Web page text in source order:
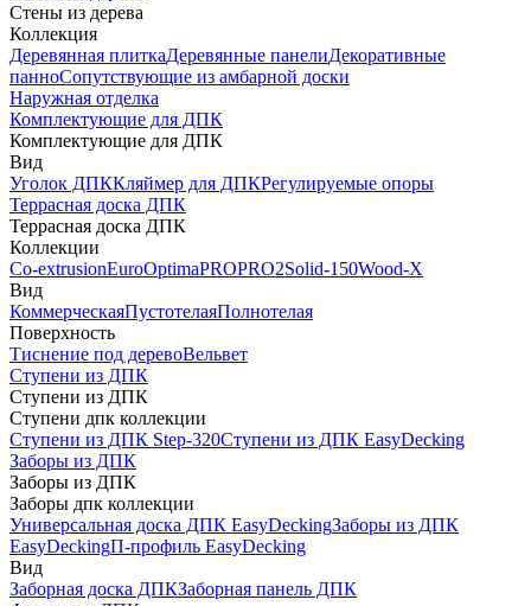
Стены из дерева
Коллекция
Деревянная плиткаДеревянные панелиДекоративные
панноСопутствующие из амбарной доски
Наружная отделка
Комплектующие для ДПК
Комплектующие для ДПК
Вид
Уголок ДПККляймер для ДПКРегулируемые опоры
Террасная доска ДПК
Террасная доска ДПК
Коллекции
Co-extrusionEuroOptimaPROPRO2Solid-150Wood-X
Вид
КоммерческаяПустотелаяПолнотелая
Поверхность
Тиснение под деревоВельвет
Ступени из ДПК
Ступени из ДПК
Ступени дпк коллекции
Ступени из ДПК Step-320Ступени из ДПК EasyDecking
Заборы из ДПК
Заборы из ДПК
Заборы дпк коллекции
Универсальная доска ДПК EasyDeckingЗаборы из ДПК
EasyDeckingП-профиль EasyDecking
Вид
Заборная доска ДПКЗаборная панель ДПК